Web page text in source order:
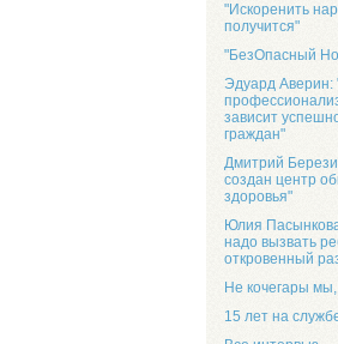
"Искоренить
получится"
"БезОпасный
Эдуард Аверин:
зависит
граждан"
Дмитрий
создан центр
здоровья"
Юлия
надо вызвать
откровенный
Не кочегары
15 лет на